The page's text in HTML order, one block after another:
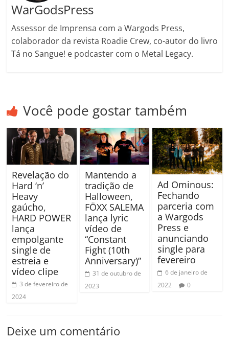
WarGodsPress
Assessor de Imprensa com a Wargods Press,
colaborador da revista Roadie Crew, co-autor do livro
Tá no Sangue! e podcaster com o Metal Legacy.
Você pode gostar também
Revelação do
Hard ‘n’
Heavy
gaúcho,
HARD POWER
lança
empolgante
single de
estreia e
vídeo clipe
3 de fevereiro de
2024
Mantendo a
tradição de
Halloween,
FÖXX SALEMA
lança lyric
vídeo de
“Constant
Fight (10th
Anniversary)”
31 de outubro de
2023
Ad Ominous:
Fechando
parceria com
a Wargods
Press e
anunciando
single para
fevereiro
6 de janeiro de
2022
0
Deixe um comentário